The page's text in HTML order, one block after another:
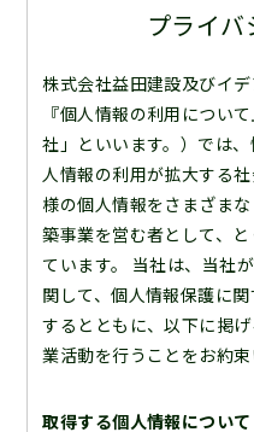
プライバ
株式会社益田建設及びイ
『個人情報の利用につい
社」といいます。）では
人情報の利用が拡大する
様の個人情報をさまざま
築事業を営む者として、
ています。 当社は、当社
関して、個人情報保護に
するとともに、以下に掲
業活動を行うことをお約束
取得する個人情報について